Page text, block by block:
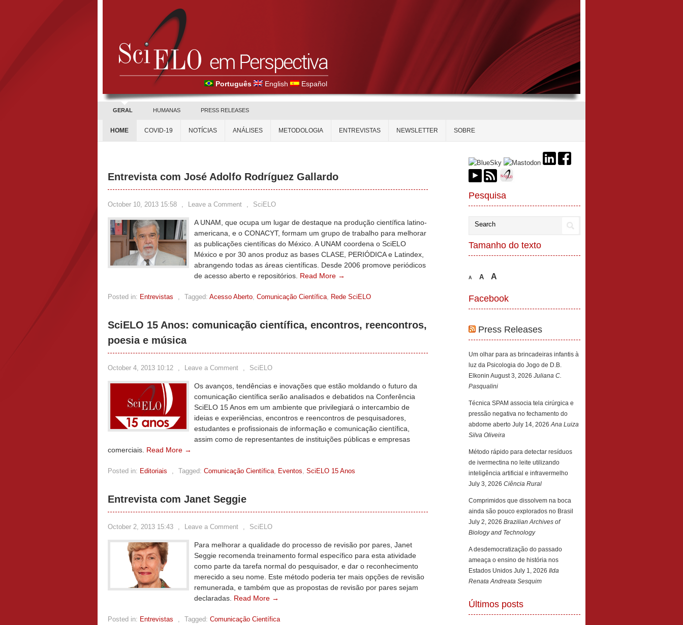
Português English Español
GERAL HUMANAS PRESS RELEASES
HOME COVID-19 NOTÍCIAS ANÁLISES METODOLOGIA ENTREVISTAS NEWSLETTER SOBRE
Entrevista com José Adolfo Rodríguez Gallardo
October 10, 2013 15:58 , Leave a Comment , SciELO
A UNAM, que ocupa um lugar de destaque na produção científica latino-
americana, e o CONACYT, formam um grupo de trabalho para melhorar
as publicações científicas do México. A UNAM coordena o SciELO
México e por 30 anos produz as bases CLASE, PERIÓDICA e Latindex,
abrangendo todas as áreas científicas. Desde 2006 promove periódicos
de acesso aberto e repositórios. Read More →
Posted in: Entrevistas , Tagged: Acesso Aberto, Comunicação Científica, Rede SciELO
SciELO 15 Anos: comunicação científica, encontros, reencontros,
poesia e música
October 4, 2013 10:12 , Leave a Comment , SciELO
Os avanços, tendências e inovações que estão moldando o futuro da
comunicação científica serão analisados e debatidos na Conferência
SciELO 15 Anos em um ambiente que privilegiará o intercambio de
ideias e experiências, encontros e reencontros de pesquisadores,
estudantes e profissionais de informação e comunicação científica,
assim como de representantes de instituições públicas e empresas
comerciais. Read More →
Posted in: Editoriais , Tagged: Comunicação Científica, Eventos, SciELO 15 Anos
Entrevista com Janet Seggie
October 2, 2013 15:43 , Leave a Comment , SciELO
Para melhorar a qualidade do processo de revisão por pares, Janet
Seggie recomenda treinamento formal específico para esta atividade
como parte da tarefa normal do pesquisador, e dar o reconhecimento
merecido a seu nome. Este método poderia ter mais opções de revisão
remunerada, e também que as propostas de revisão por pares sejam
declaradas. Read More →
Posted in: Entrevistas , Tagged: Comunicação Científica
Pesquisa
Tamanho do texto
A A A
Facebook
Press Releases
Um olhar para as brincadeiras infantis à
luz da Psicologia do Jogo de D.B.
Elkonin August 3, 2026 Juliana C.
Pasqualini
Técnica SPAM associa tela cirúrgica e
pressão negativa no fechamento do
abdome aberto July 14, 2026 Ana Luiza
Silva Oliveira
Método rápido para detectar resíduos
de ivermectina no leite utilizando
inteligência artificial e infravermelho
July 3, 2026 Ciência Rural
Comprimidos que dissolvem na boca
ainda são pouco explorados no Brasil
July 2, 2026 Brazilian Archives of
Biology and Technology
A desdemocratização do passado
ameaça o ensino de história nos
Estados Unidos July 1, 2026 Ilda
Renata Andreata Sesquim
Últimos posts